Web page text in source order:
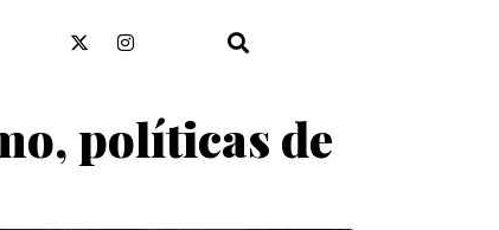
políticas de